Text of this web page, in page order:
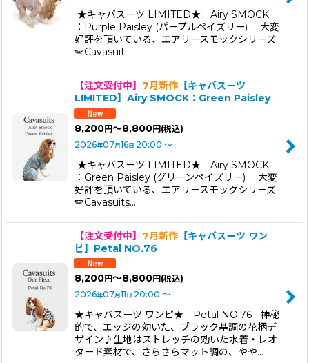
★キャバスーツ LIMITED★ Airy SMOCK
：Purple Paisley (パープルペイズリー) 大変
好評を頂いている、エアリースモックシリーズ
🪽Cavasuit…
【注文受付中】 7月新作 【キャバスーツ
LIMITED】Airy SMOCK：Green Paisley
8,200円～8,800円(税込)
2026年07月16日 20:00 ～
★キャバスーツ LIMITED★ Airy SMOCK
：Green Paisley (グリーンペイズリー) 大変
好評を頂いている、エアリースモックシリーズ
🪽Cavasuits…
【注文受付中】 7月新作 【キャバスーツ ワン
ピ】Petal NO.76
8,200円～8,800円 (税込)
2026年07月11日 20:00 ～
★キャバスーツ ワンピ★ Petal NO.76 神秘
的で、エッジの効いた、ブラック基調の花柄デ
ザイン♪生地はストレッチの効いた水着・レオ
タード素材で、さらさらマット調の、やや…